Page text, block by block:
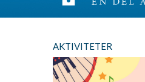
AKTIVITETER